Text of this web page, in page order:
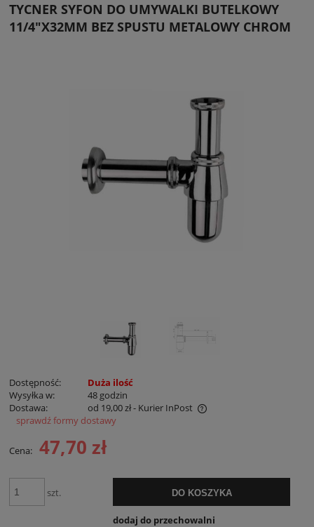
TYCNER SYFON DO UMYWALKI BUTELKOWY
11/4"X32MM BEZ SPUSTU METALOWY CHROM
Dostępność:
Duża ilość
Wysyłka w:
48 godzin
Dostawa:
od 19,00 zł- Kurier InPost
Cena nie zawiera ewentualnych kosztów płatności
sprawdź formy dostawy
Cena: 47,70 zł
szt. DO KOSZYKA
dodaj do przechowalni